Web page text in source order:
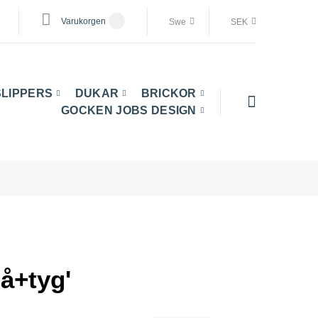
Swe SEK
Varukorgen
DUKAR
BRICKOR
GOCKEN JOBS DESIGN